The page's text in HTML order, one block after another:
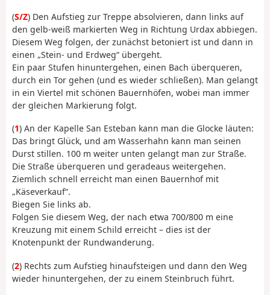
(S/Z) Den Aufstieg zur Treppe absolvieren, dann links auf
den gelb-weiß markierten Weg in Richtung Urdax abbiegen.
Diesem Weg folgen, der zunächst betoniert ist und dann in
einen „Stein- und Erdweg“ übergeht.
Ein paar Stufen hinuntergehen, einen Bach überqueren,
durch ein Tor gehen (und es wieder schließen). Man gelangt
in ein Viertel mit schönen Bauernhöfen, wobei man immer
der gleichen Markierung folgt.
(1) An der Kapelle San Esteban kann man die Glocke läuten:
Das bringt Glück, und am Wasserhahn kann man seinen
Durst stillen. 100 m weiter unten gelangt man zur Straße.
Die Straße überqueren und geradeaus weitergehen.
Ziemlich schnell erreicht man einen Bauernhof mit
„Käseverkauf“.
Biegen Sie links ab.
Folgen Sie diesem Weg, der nach etwa 700/800 m eine
Kreuzung mit einem Schild erreicht – dies ist der
Knotenpunkt der Rundwanderung.
(2) Rechts zum Aufstieg hinaufsteigen und dann den Weg
wieder hinuntergehen, der zu einem Steinbruch führt.